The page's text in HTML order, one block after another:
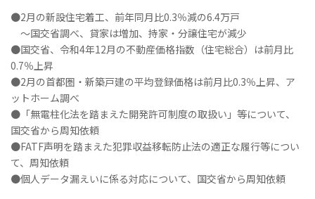
●2月の新設住宅着工、前年同月比0.3％減の6.4万戸
～国交省調べ、貸家は増加、持家・分譲住宅が減少
●国交省、令和4年12月の不動産価格指数（住宅総合）は前月比
0.7％上昇
●2月の首都圏・新築戸建の平均登録価格は前月比0.3％上昇、ア
ットホーム調べ
●「無電柱化法を踏まえた開発許可制度の取扱い」等について、
国交省から周知依頼
●FATF声明を踏まえた犯罪収益移転防止法の適正な履行等につい
て、周知依頼
●個人データ漏えいに係る対応について、国交省から周知依頼